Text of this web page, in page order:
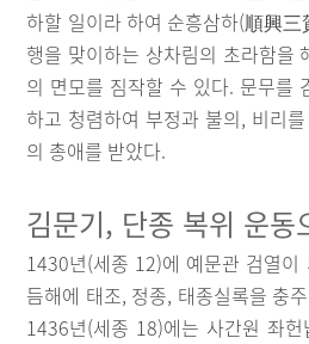
하할 일이라 하여 순흥삼하(順興
행을 맞이하는 상차림의 초라함을
의 면모를 짐작할 수 있다. 문무를
하고 청렴하여 부정과 불의, 비리
의 총애를 받았다.
김문기, 단종 복위 운동
1430년(세종 12)에 예문관 검열이
듬해에 태조, 정종, 태종실록을 충
1436년(세종 18)에는 사간원 좌